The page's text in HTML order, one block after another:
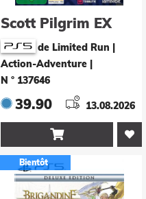
Scott Pilgrim EX
de Limited Run |
Action-Adventure
N ° 137646
39.90 13.08.2026

Bientôt